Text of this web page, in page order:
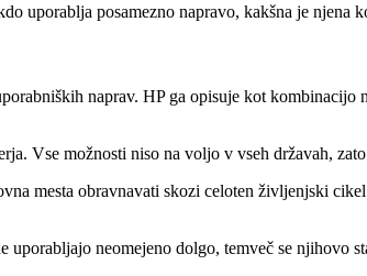
uporablja posamezno napravo, kakšna je njena
naprav. HP ga opisuje kot
Vse možnosti niso na voljo v vseh državah,
mesta obravnavati skozi celoten življenjski
neomejeno dolgo, temveč se njihovo